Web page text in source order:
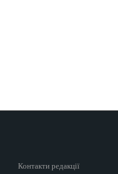
Контакти редакції